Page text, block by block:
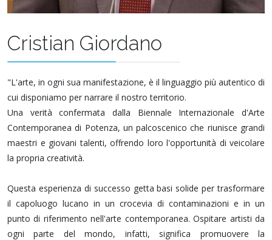
Cristian Giordano
"L'arte, in ogni sua manifestazione, è il linguaggio più autentico di
cui disponiamo per narrare il nostro territorio.
Una verità confermata dalla Biennale Internazionale d'Arte
Contemporanea di Potenza, un palcoscenico che riunisce grandi
maestri e giovani talenti, offrendo loro l'opportunità di veicolare
la propria creatività.
Questa esperienza di successo getta basi solide per trasformare
il capoluogo lucano in un crocevia di contaminazioni e in un
punto di riferimento nell'arte contemporanea. Ospitare artisti da
ogni parte del mondo, infatti, significa promuovere la